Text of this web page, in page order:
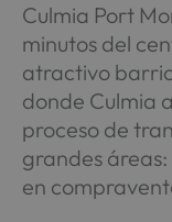
Culmia Port
minutos del
atractivo
donde Culmia
proceso de
grandes
en